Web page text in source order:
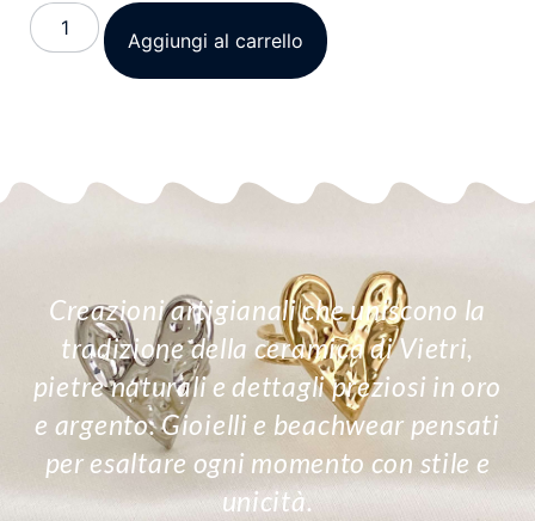
Aggiungi al carrello
Creazioni artigianali che uniscono la
tradizione della ceramica di Vietri,
pietre naturali e dettagli preziosi in oro
e argento. Gioielli e beachwear pensati
per esaltare ogni momento con stile e
unicità.